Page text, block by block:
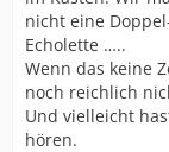
nicht eine
Echolette …..
Wenn das keine
noch reichlich
Und vielleicht
hören.